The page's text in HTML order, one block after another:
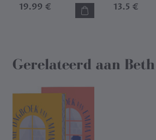
19.99 € 13.5 €
Gerelateerd aan